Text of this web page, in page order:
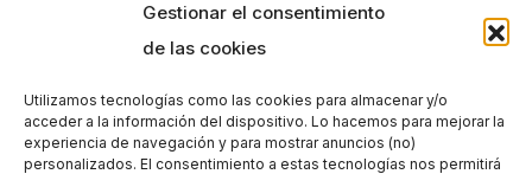
Gestionar el consentimiento
de las cookies
Utilizamos tecnologías como las cookies para almacenar y/o
acceder a la información del dispositivo. Lo hacemos para mejorar la
experiencia de navegación y para mostrar anuncios (no)
personalizados. El consentimiento a estas tecnologías nos permitirá